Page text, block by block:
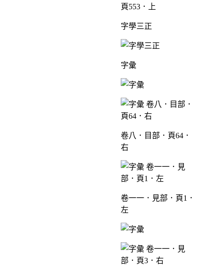
頁553．上
字學三正
字彙
卷八．目部．頁64．
右
卷一一．見部．頁1．
左